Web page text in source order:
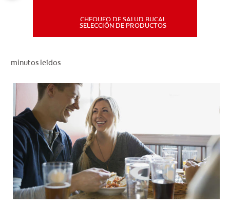
CUPONES
DÓNDE COMPRAR
PE (ES)
CHEQUEO DE SALUD BUCAL
SELECCIÓN DE PRODUCTOS
minutos leídos